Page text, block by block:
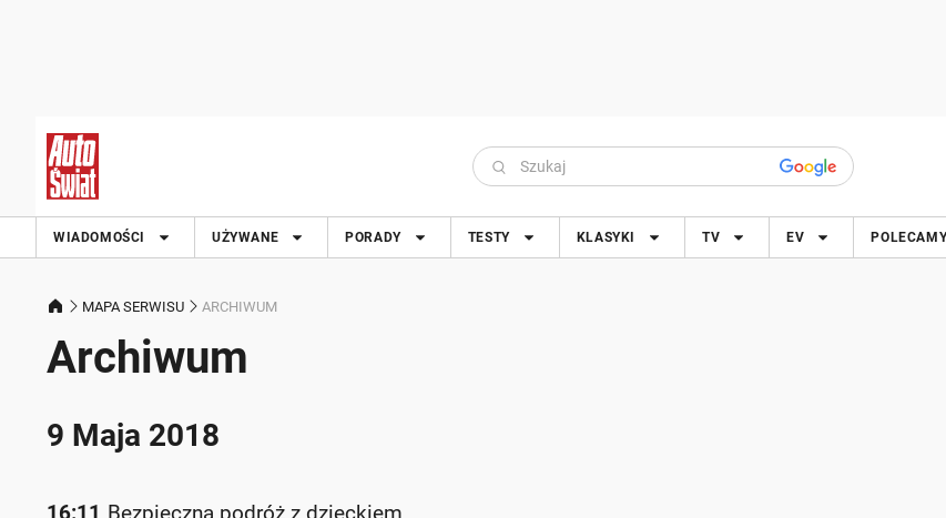
WIADOMOŚCI UŻYWANE PORADY TESTY KLASYKI TV EV
MAPA SERWISU ARCHIWUM
Archiwum
9 Maja 2018